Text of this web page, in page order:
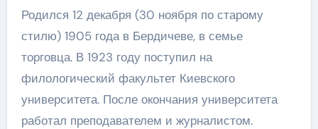
Родился 12 декабря (30 ноября по старому
стилю) 1905 года в Бердичеве, в семье
торговца. В 1923 году поступил на
филологический факультет Киевского
университета. После окончания университета
работал преподавателем и журналистом.